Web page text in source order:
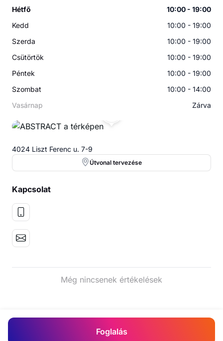
Hétfő
10:00 - 19:00
Kedd
10:00 - 19:00
Szerda
10:00 - 19:00
Csütörtök
10:00 - 19:00
Péntek
10:00 - 19:00
Szombat
10:00 - 14:00
Vasárnap
Zárva
4024 Liszt Ferenc u. 7-9
Útvonal tervezése
Kapcsolat
Még nincsenek értékelések
Foglalás